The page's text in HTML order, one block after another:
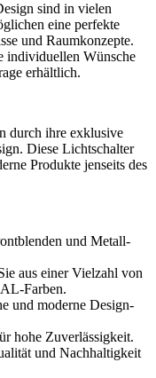
sind in vielen
eine perfekte
und Raumkonzepte.
individuellen Wünsche
erhältlich.
durch ihre exklusive
Diese Lichtschalter
Produkte jenseits des
und Metall-
aus einer Vielzahl von
Farben.
und moderne Design-
hohe Zuverlässigkeit.
und Nachhaltigkeit